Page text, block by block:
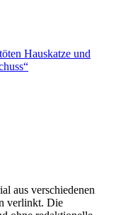
Hauskatze und
aus verschiedenen
verlinkt. Die